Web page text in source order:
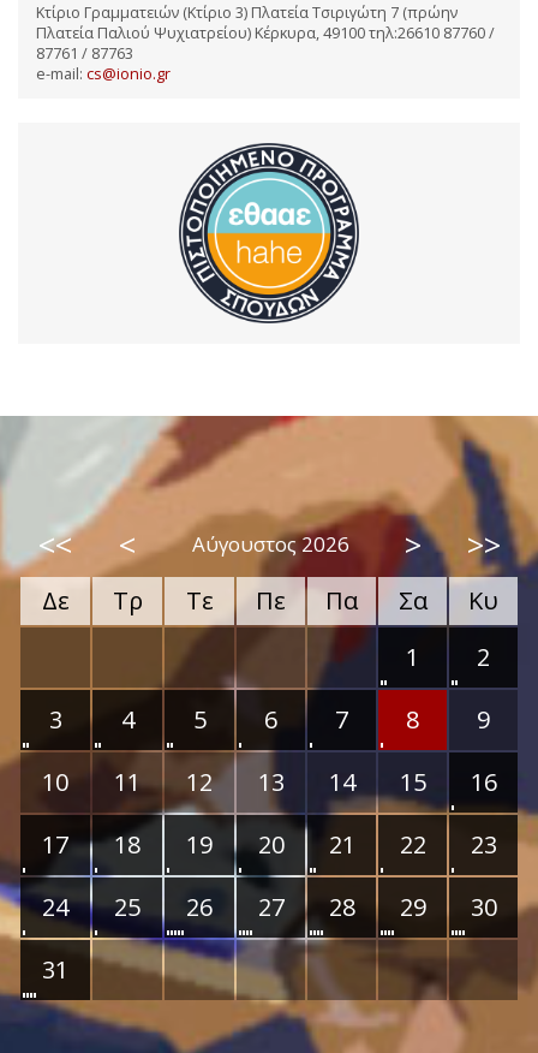
Κτίριο Γραμματειών (Κτίριο 3) Πλατεία Τσιριγώτη 7 (πρώην
Πλατεία Παλιού Ψυχιατρείου) Κέρκυρα, 49100 τηλ:26610 87760 /
87761 / 87763
e-mail: cs@ionio.gr
<< < Αύγουστος 2026 > >>
Δε Τρ Τε Πε Πα Σα
Κυ
1
2
3
4 5 6 7 8
9
10
11 12 13 14 15
16
17
18 19 20 21 22
23
24
25 26 27 28 29
30
31